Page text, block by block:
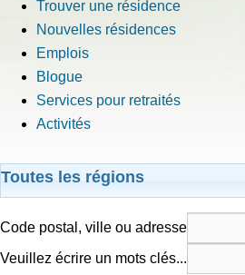
Trouver une résidence
Nouvelles résidences
Emplois
Blogue
Services pour retraités
Activités
Toutes les régions
Code postal, ville ou adresse
Veuillez écrire un mots clés...